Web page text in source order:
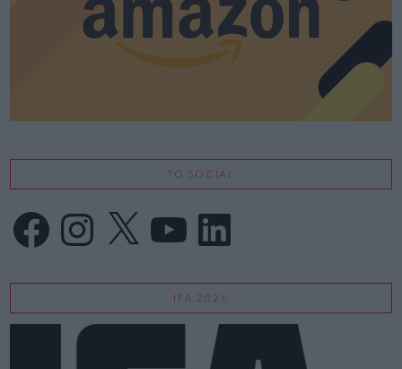
TG SOCIAL
FacebookInstagram
X LinkedIn
IFA 2026